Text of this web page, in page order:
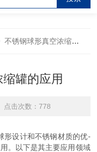
不锈钢球形真空浓缩罐的应用
罐的应用
击次数：778
形设计和不锈钢材质的优-
。以下是其主要应用领域